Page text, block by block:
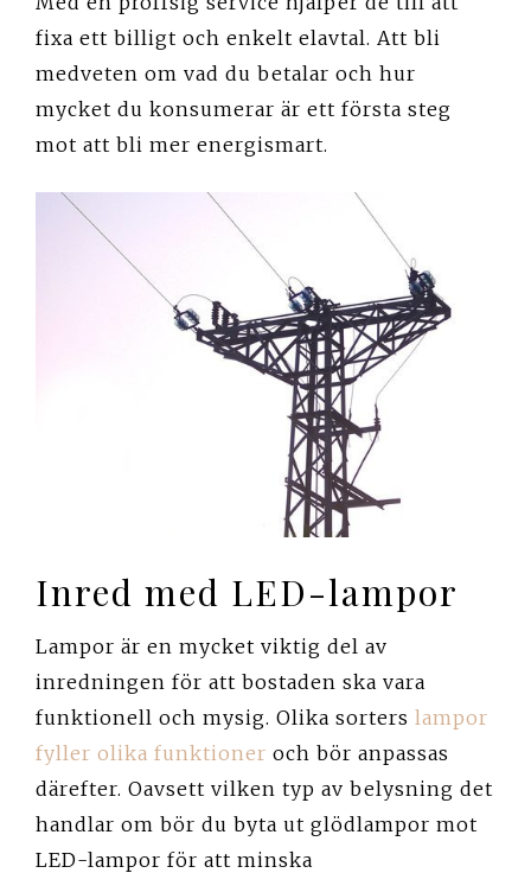
fixa ett billigt och enkelt elavtal. Att bli
medveten om vad du betalar och hur
mycket du konsumerar är ett första steg
mot att bli mer energismart.
Inred med LED-lampor
Lampor är en mycket viktig del av
inredningen för att bostaden ska vara
funktionell och mysig. Olika sorters lampor
fyller olika funktioner och bör anpassas
därefter. Oavsett vilken typ av belysning det
handlar om bör du byta ut glödlampor mot
LED-lampor för att minska